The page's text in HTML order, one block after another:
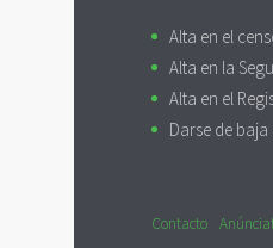
Alta en el
Alta en la
Alta en el
Darse de
Contacto